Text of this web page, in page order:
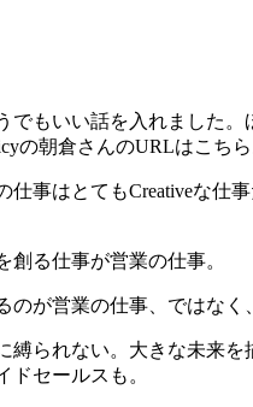
でもいい話を入れました。
の朝倉さんのURLはこちら
仕事はとてもCreativeな仕
創る仕事が営業の仕事。
のが営業の仕事、ではなく
縛られない。大きな未来を
ドセールスも。